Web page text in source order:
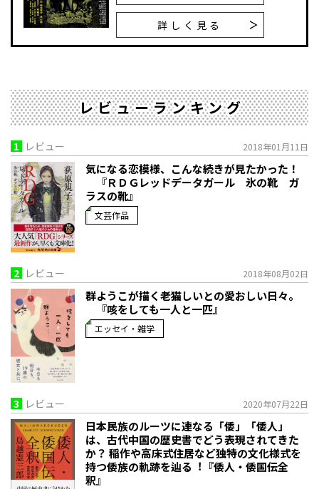
詳しく見る
レビューランキング
1 レビュー 2018年01月11日
気になる恋模様、こんな続きが見たかった！
『ＲＤＧレッドデータガール 氷の靴 ガ
ラスの靴』
文芸作品
2 レビュー 2018年08月02日
群ようこが描く老猫しいとの愛おしい日々。
『咳をしても一人と一匹』
エッセイ・雑学
3 レビュー 2020年07月22日
日本民族のルーツに連なる「倭」「倭人」
は、古代中国の歴史書でどう表現されてきた
か？ 稲作や高床式住居など独特の文化様式を
持つ倭族の軌跡を辿る︕『倭人・倭国伝全
釈』